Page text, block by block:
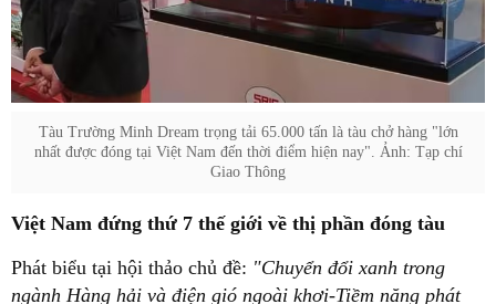
Tàu Trường Minh Dream trọng tải 65.000 tấn là tàu chở hàng "lớn
nhất được đóng tại Việt Nam đến thời điểm hiện nay". Ảnh: Tạp chí
Giao Thông
Việt Nam đứng thứ 7 thế giới về thị phần đóng tàu
Phát biểu tại hội thảo chủ đề: "Chuyển đổi xanh trong
ngành Hàng hải và điện gió ngoài khơi-Tiềm năng phát